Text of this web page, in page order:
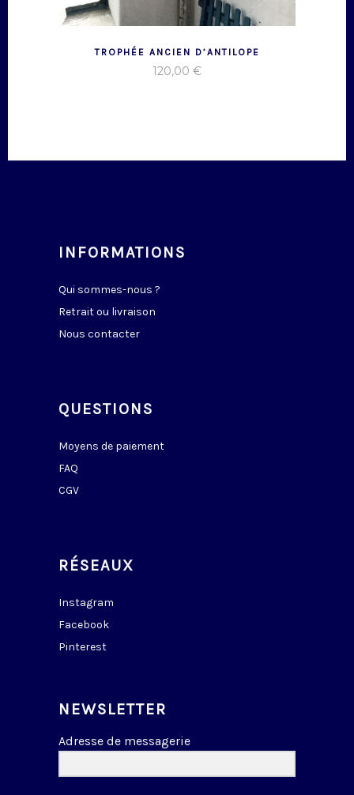
TROPHÉE ANCIEN D’ANTILOPE
120,00 €
INFORMATIONS
Qui sommes-nous ?
Retrait ou livraison
Nous contacter
QUESTIONS
Moyens de paiement
FAQ
CGV
RÉSEAUX
Instagram
Facebook
Pinterest
NEWSLETTER
Adresse de messagerie